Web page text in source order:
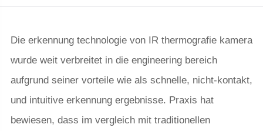
Die erkennung technologie von IR thermografie kamera
wurde weit verbreitet in die engineering bereich
aufgrund seiner vorteile wie als schnelle, nicht-kontakt,
und intuitive erkennung ergebnisse. Praxis hat
bewiesen, dass im vergleich mit traditionellen